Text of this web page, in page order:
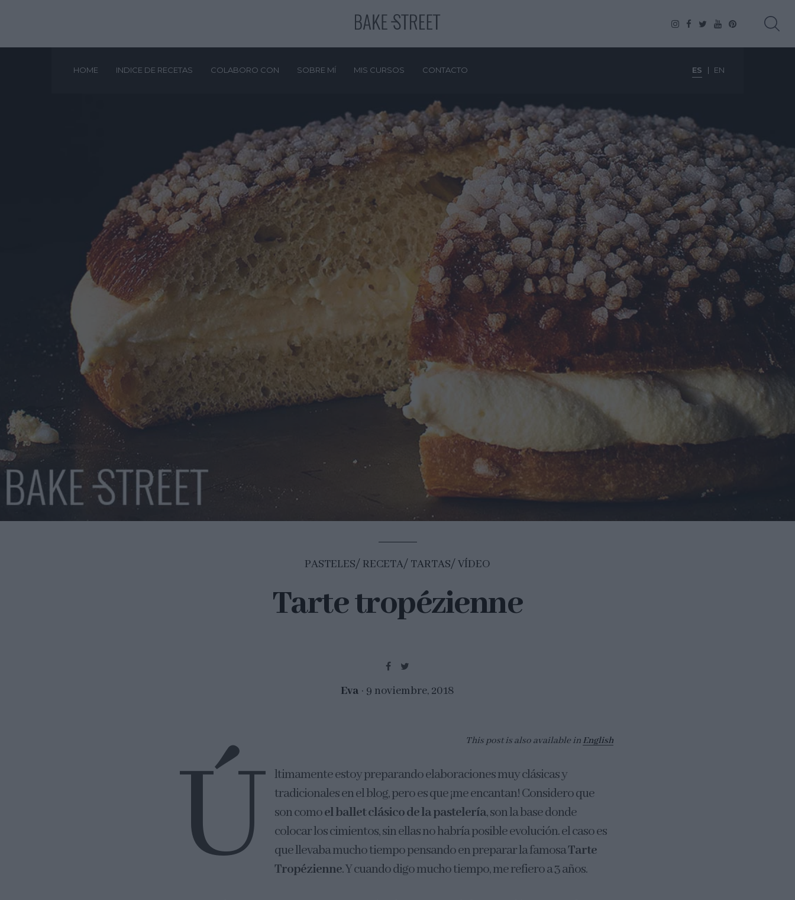
HOME INDICE DE RECETAS COLABORO CON SOBRE MÍ MIS CURSOS CONTACTO ES EN
PASTELES RECETA TARTAS VÍDEO
Tarte tropézienne
Eva 9 noviembre, 2018
This post is also available in English
Ú ltimamente estoy preparando elaboraciones muy clásicas y
tradicionales en el blog, pero es que ¡me encantan! Considero que
son comoel ballet clásico de la pastelería, son la base donde
colocar los cimientos, sin ellas no habría posible evolución. el caso es
que llevaba mucho tiempo pensando en preparar la famosaTarte
Tropézienne. Y cuando digo mucho tiempo, me refiero a 3 años.